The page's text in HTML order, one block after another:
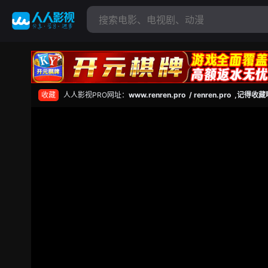
收藏 人人影视PRO网址： www.renren.pro / renren.pro ,记得收藏